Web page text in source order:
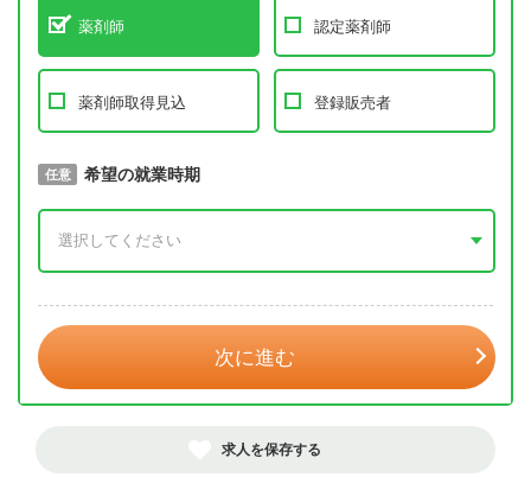
薬剤師 認定薬剤師
薬剤師取得見込 登録販売者
必須 取得予定年
任意 希望の就業時期
次に進む
求人を保存する